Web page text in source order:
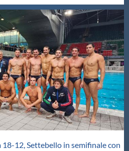
12, Settebello in semifinale con